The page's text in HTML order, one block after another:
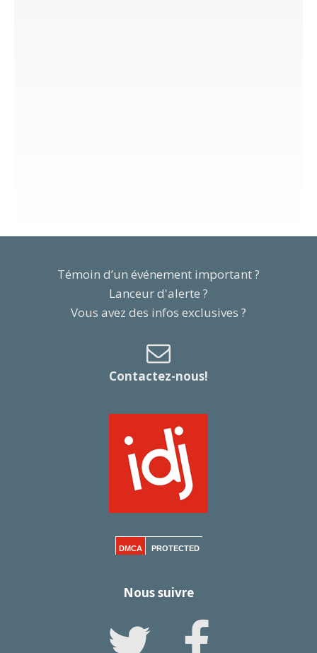
Témoin d’un événement important ?
Lanceur d'alerte ?
Vous avez des infos exclusives ?
Contactez-nous!
DMCA PROTECTED
Nous suivre